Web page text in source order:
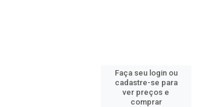
Faça seu login ou
cadastre-se para
ver preços e
comprar